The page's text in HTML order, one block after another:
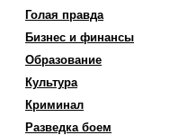
Голая правда
Бизнес и финансы
Образование
Культура
Криминал
Разведка боем